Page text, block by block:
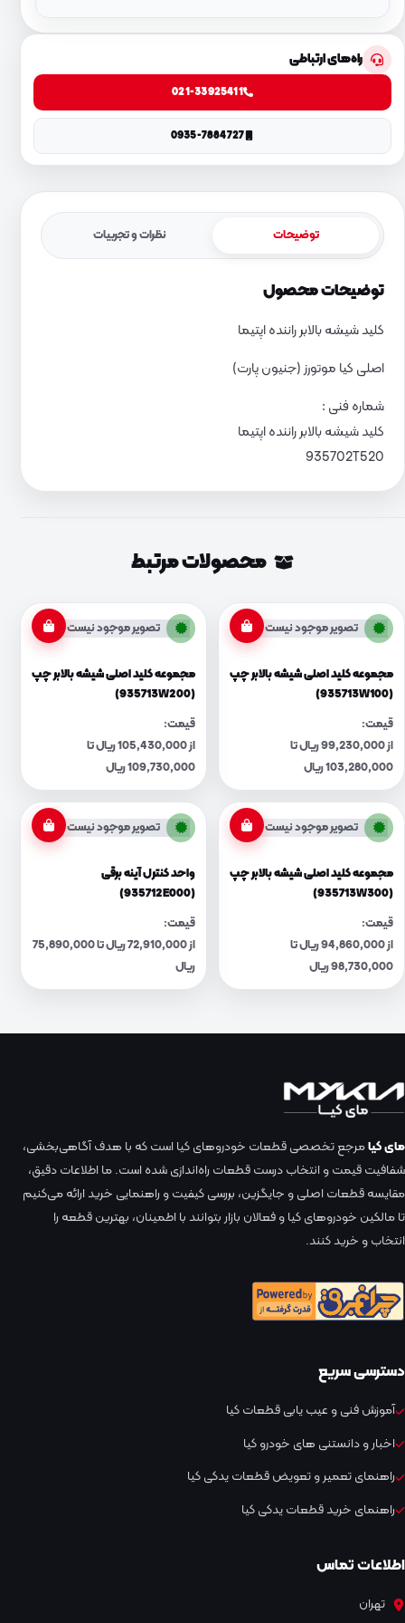
راه‌های ارتباطی
021-33925411
0935-7884727
توضیحات نظرات و تجربیات
توضیحات محصول
کلید شیشه بالابر راننده اپتیما
اصلی کیا موتورز (جنیون پارت)
شماره فنی :
کلید شیشه بالابر راننده اپتیما
935702T520
محصولات مرتبط
تصویر موجود نیست
مجموعه کلید اصلی شیشه بالابر چپ
(935713W100)
قیمت:
از 99,230,000 ریال تا
103,280,000 ریال
تصویر موجود نیست
مجموعه کلید اصلی شیشه بالابر چپ
(935713W200)
قیمت:
از 105,430,000 ریال تا
109,730,000 ریال
تصویر موجود نیست
مجموعه کلید اصلی شیشه بالابر چپ
(935713W300)
قیمت:
از 94,860,000 ریال تا
98,730,000 ریال
تصویر موجود نیست
واحد کنترل آینه برقی
(935712E000)
قیمت:
از 72,910,000 ریال تا 75,890,000
ریال
مای کیامرجع تخصصی قطعات خودروهای کیا است که با هدف آگاهی‌بخشی،
شفافیت قیمت و انتخاب درست قطعات راه‌اندازی شده است. ما اطلاعات دقیق،
مقایسه قطعات اصلی و جایگزین، بررسی کیفیت و راهنمایی خرید ارائه می‌کنیم
تا مالکین خودروهای کیا و فعالان بازار بتوانند با اطمینان، بهترین قطعه را
انتخاب و خرید کنند.
دسترسی سریع
آموزش فنی و عیب یابی قطعات کیا
اخبار و دانستنی های خودرو کیا
راهنمای تعمیر و تعویض قطعات یدکی کیا
راهنمای خرید قطعات یدکی کیا
اطلاعات تماس
تهران